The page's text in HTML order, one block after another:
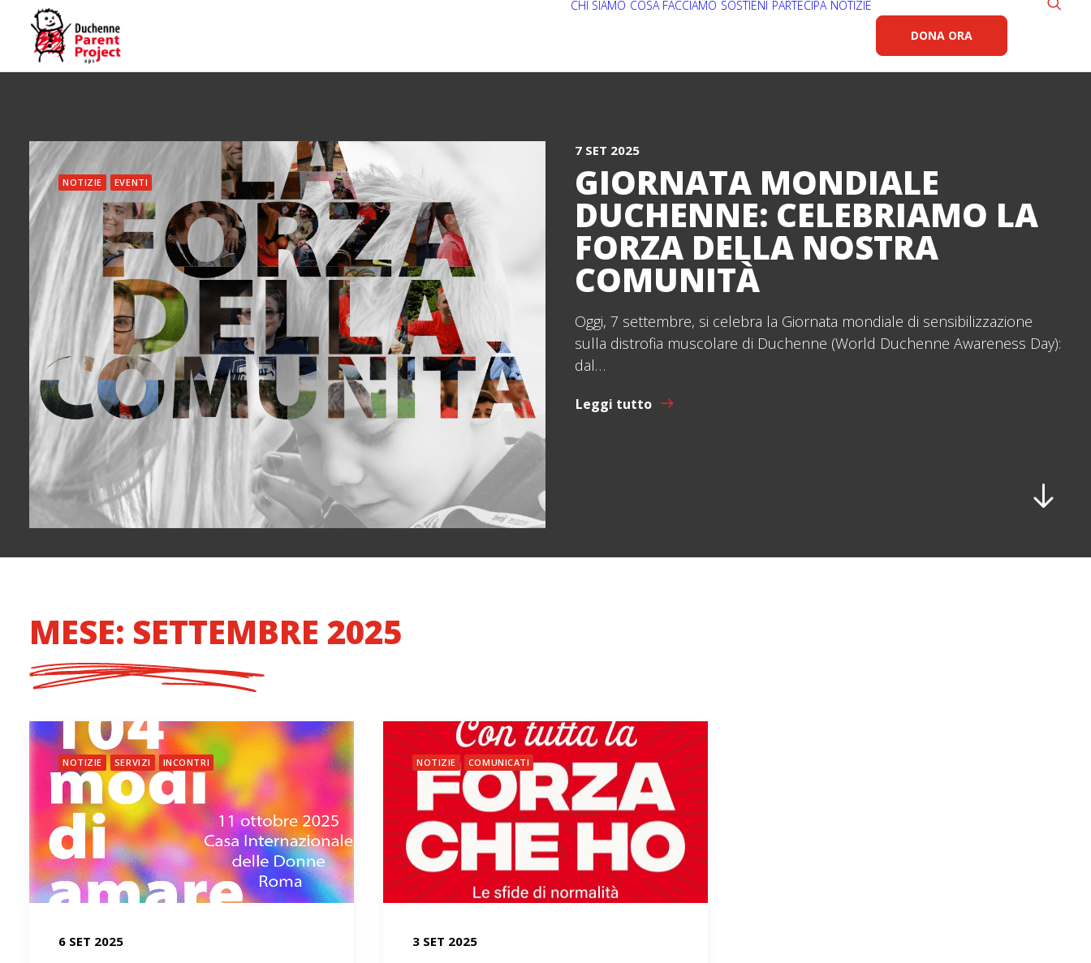
CHI SIAMO COSA FACCIAMO SOSTIENI PARTECIPA NOTIZIE
DONA ORA
NOTIZIE EVENTI
7 SET 2025
GIORNATA MONDIALE
DUCHENNE: CELEBRIAMO LA
FORZA DELLA NOSTRA
COMUNITÀ
Oggi, 7 settembre, si celebra la Giornata mondiale di sensibilizzazione
sulla distrofia muscolare di Duchenne (World Duchenne Awareness Day):
dal…
Leggi tutto
MESE: SETTEMBRE 2025
NOTIZIE SERVIZI INCONTRI
6 SET 2025
NOTIZIE COMUNICATI
3 SET 2025